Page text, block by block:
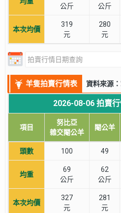
公斤
公斤
本次均價
319
元
280
元
羊隻拍賣行情表 資料來源
2026-08-06 拍賣行
項目
努比亞
雜交閹公羊
閹公羊
頭數 100 49
均重
69
公斤
62
公斤
本次均價
327
元
281
元